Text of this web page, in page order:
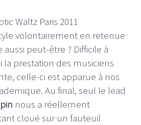
volontairement en retenue
peut-être ? Difficile à
la prestation des musiciens
celle-ci est apparue à nos
Au final, seul le lead
nous a réellement
cloué sur un fauteuil